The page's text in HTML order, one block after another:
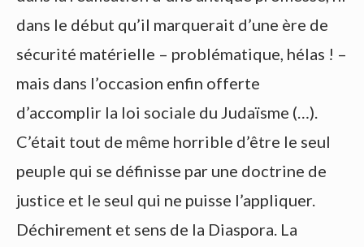
dans le début qu’il marquerait d’une ère de
sécurité matérielle – problématique, hélas ! –
mais dans l’occasion enfin offerte
d’accomplir la loi sociale du Judaïsme (…).
C’était tout de même horrible d’être le seul
peuple qui se définisse par une doctrine de
justice et le seul qui ne puisse l’appliquer.
Déchirement et sens de la Diaspora. La